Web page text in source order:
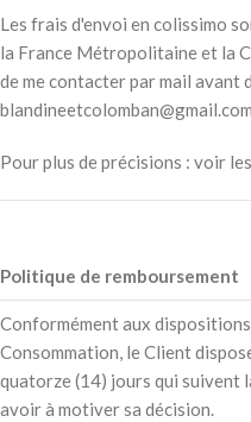
Les frais d'envoi en colissimo
la France Métropolitaine et la
de me contacter par mail avant
blandineetcolomban@gmail.com
Pour plus de précisions : voir
Politique de remboursement
Conformément aux
Consommation, le Client
quatorze (14) jours qui suivent
avoir à motiver sa décision.